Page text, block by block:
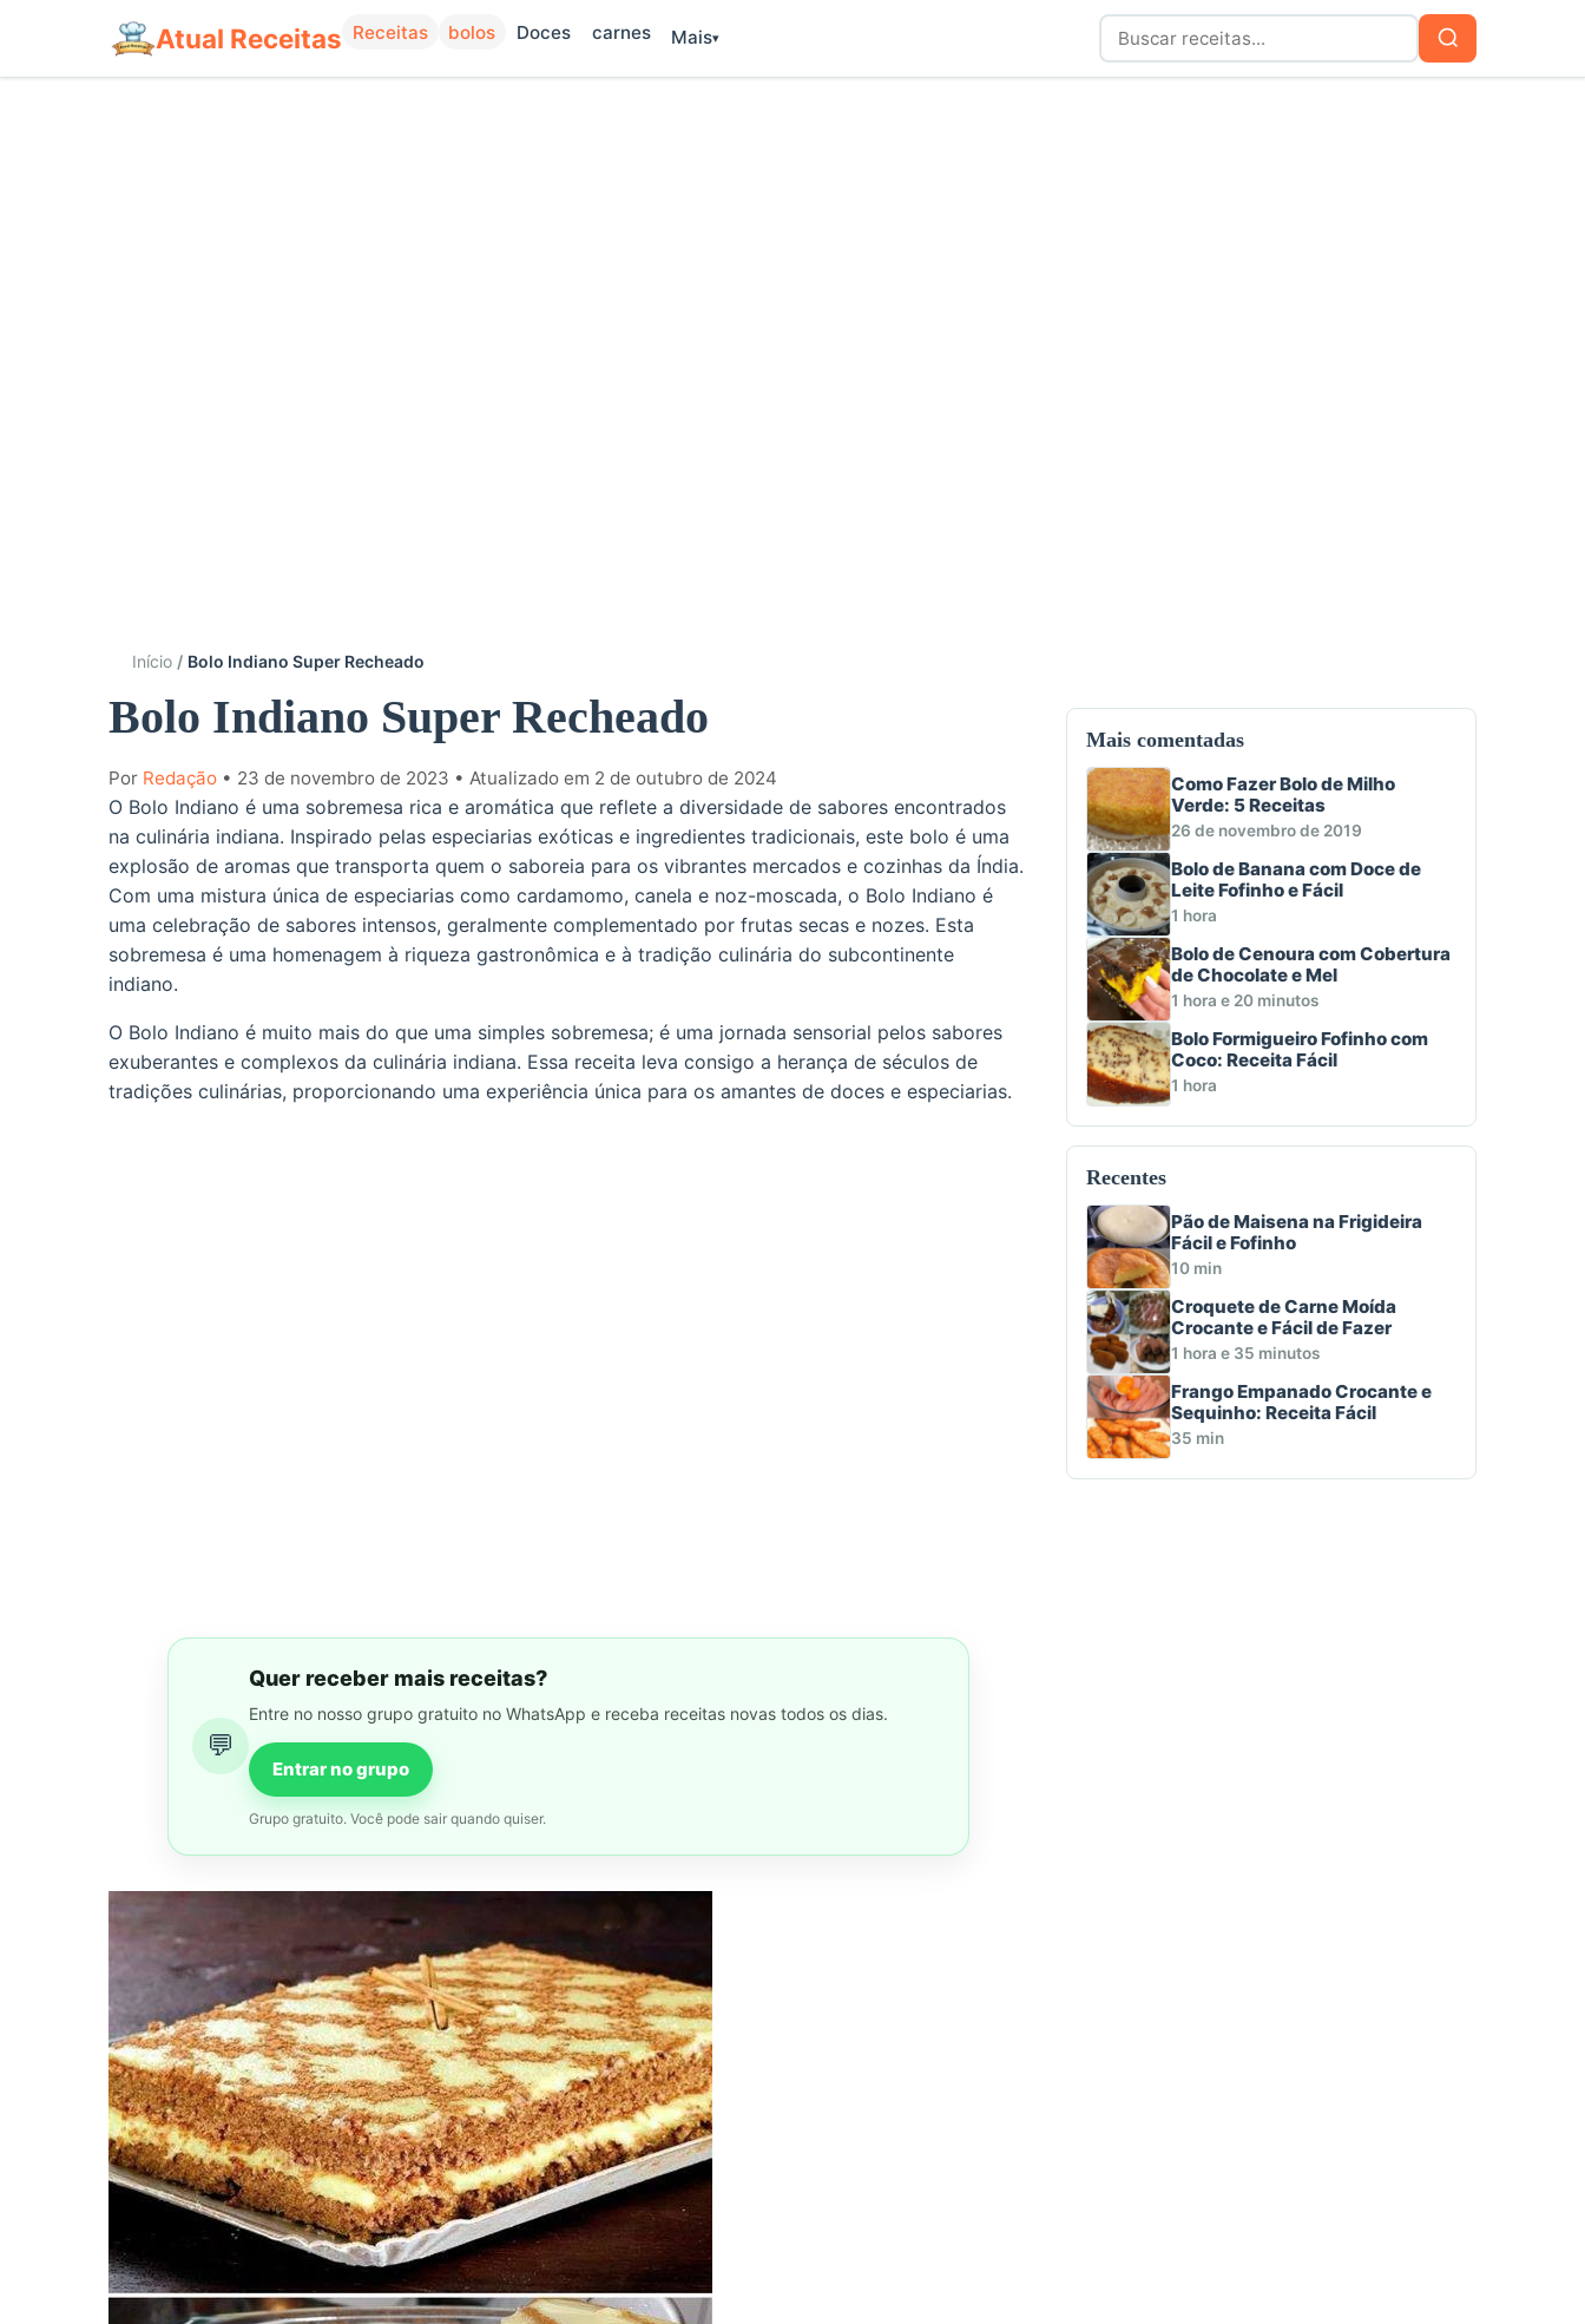
Atual Receitas Receitas bolos Doces carnes Mais
Buscar
por:
Buscar
Início Bolo Indiano Super Recheado
Bolo Indiano Super Recheado
Por Redação • 23 de novembro de 2023 • Atualizado em 2 de outubro de 2024
O Bolo Indiano é uma sobremesa rica e aromática que reflete a diversidade de sabores encontrados
na culinária indiana. Inspirado pelas especiarias exóticas e ingredientes tradicionais, este bolo é uma
explosão de aromas que transporta quem o saboreia para os vibrantes mercados e cozinhas da Índia.
Com uma mistura única de especiarias como cardamomo, canela e noz-moscada, o Bolo Indiano é
uma celebração de sabores intensos, geralmente complementado por frutas secas e nozes. Esta
sobremesa é uma homenagem à riqueza gastronômica e à tradição culinária do subcontinente
indiano.
O Bolo Indiano é muito mais do que uma simples sobremesa; é uma jornada sensorial pelos sabores
exuberantes e complexos da culinária indiana. Essa receita leva consigo a herança de séculos de
tradições culinárias, proporcionando uma experiência única para os amantes de doces e especiarias.
💬
Quer receber mais receitas?
Entre no nosso grupo gratuito no WhatsApp e receba receitas novas todos os dias.
Entrar no grupo
Grupo gratuito. Você pode sair quando quiser.
Mais comentadas
Como Fazer Bolo de Milho
Verde: 5 Receitas
26 de novembro de 2019
Bolo de Banana com Doce de
Leite Fofinho e Fácil
1 hora
Bolo de Cenoura com Cobertura
de Chocolate e Mel
1 hora e 20 minutos
Bolo Formigueiro Fofinho com
Coco: Receita Fácil
1 hora
Recentes
Pão de Maisena na Frigideira
Fácil e Fofinho
10 min
Croquete de Carne Moída
Crocante e Fácil de Fazer
1 hora e 35 minutos
Frango Empanado Crocante e
Sequinho: Receita Fácil
35 min